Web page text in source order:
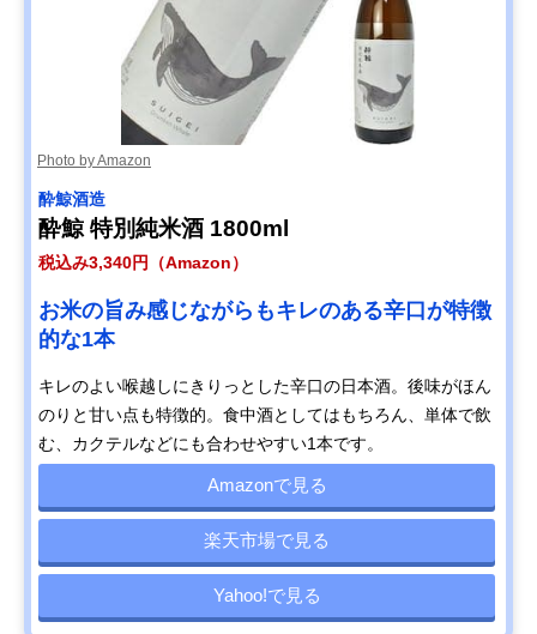
Photo by Amazon
酔鯨酒造
酔鯨 特別純米酒 1800ml
税込み3,340円（Amazon）
お米の旨み感じながらもキレのある辛口が特徴
的な1本
キレのよい喉越しにきりっとした辛口の日本酒。後味がほん
のりと甘い点も特徴的。食中酒としてはもちろん、単体で飲
む、カクテルなどにも合わせやすい1本です。
Amazonで見る
楽天市場で見る
Yahoo!で見る